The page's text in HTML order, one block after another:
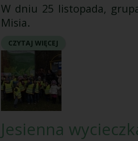
W dniu 25 listopada,
Misia.
CZYTAJ WIĘCEJ
Jesienna